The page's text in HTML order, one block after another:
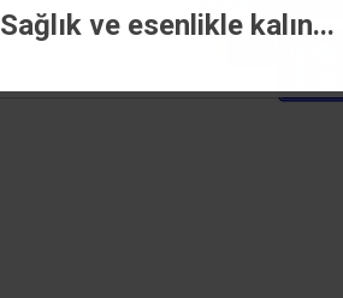
Sağlık ve esenlikle